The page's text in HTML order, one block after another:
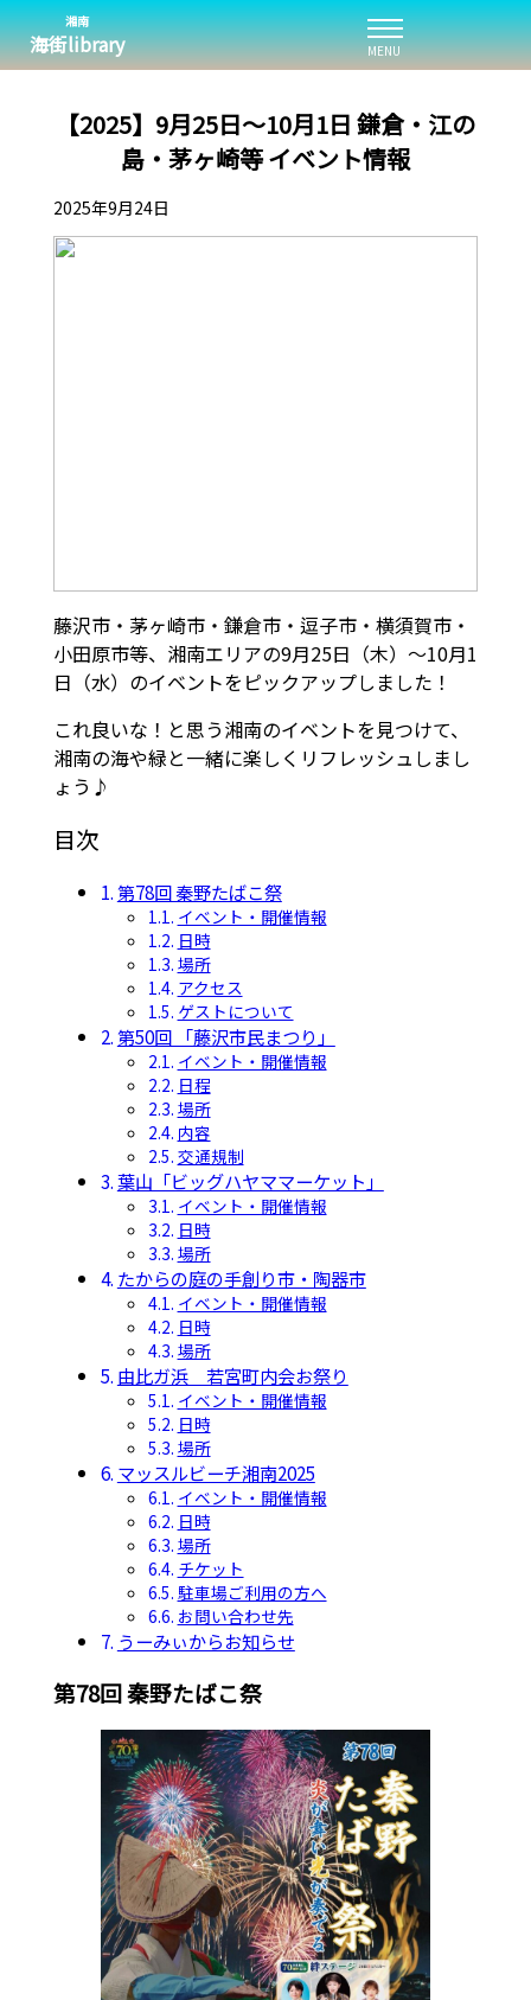
湘南
海街library MENU
【2025】9月25日～10月1日 鎌倉・江の
島・茅ヶ崎等 イベント情報
2025年9月24日
藤沢市・茅ヶ崎市・鎌倉市・逗子市・横須賀市・
小田原市等、湘南エリアの9月25日（木）～10月1
日（水）のイベントをピックアップしました！
これ良いな！と思う湘南のイベントを見つけて、
湘南の海や緑と一緒に楽しくリフレッシュしまし
ょう♪
目次
第78回 秦野たばこ祭
イベント・開催情報
日時
場所
アクセス
ゲストについて
第50回 「藤沢市民まつり」
イベント・開催情報
日程
場所
内容
交通規制
葉山「ビッグハヤママーケット」
イベント・開催情報
日時
場所
たからの庭の手創り市・陶器市
イベント・開催情報
日時
場所
由比ガ浜 若宮町内会お祭り
イベント・開催情報
日時
場所
マッスルビーチ湘南2025
イベント・開催情報
日時
場所
チケット
駐車場ご利用の方へ
お問い合わせ先
うーみぃからお知らせ
第78回 秦野たばこ祭